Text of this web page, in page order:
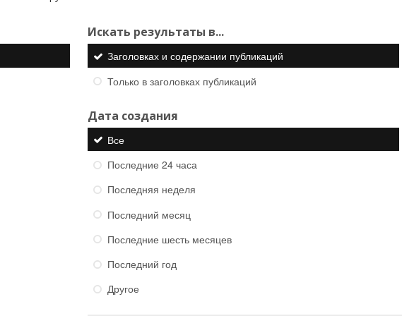
Искать результаты в...
Заголовках и содержании публикаций
Только в заголовках публикаций
Дата создания
Все
Последние 24 часа
Последняя неделя
Последний месяц
Последние шесть месяцев
Последний год
Другое